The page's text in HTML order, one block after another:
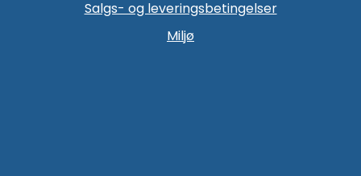
Salgs- og leveringsbetingelser
Miljø